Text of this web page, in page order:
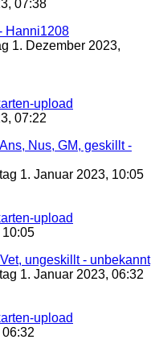
07:38
Hanni1208
1. Dezember 2023,
upload
07:22
Nus, GM, geskillt -
1. Januar 2023, 10:05
upload
10:05
ungeskillt - unbekannt
1. Januar 2023, 06:32
upload
06:32